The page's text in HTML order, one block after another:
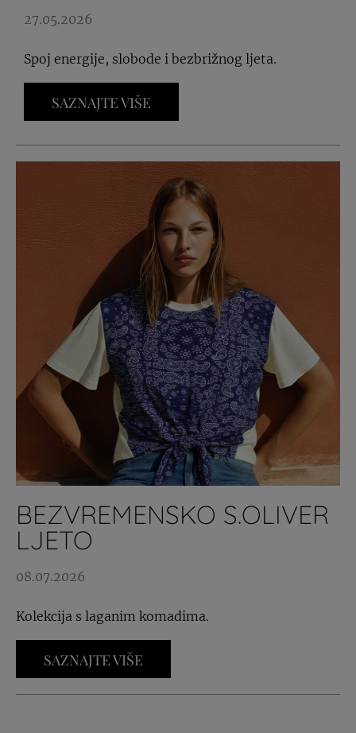
27.05.2026
Spoj energije, slobode i bezbrižnog ljeta.
SAZNAJTE VIŠE
BEZVREMENSKO S.OLIVER
LJETO
08.07.2026
Kolekcija s laganim komadima.
SAZNAJTE VIŠE